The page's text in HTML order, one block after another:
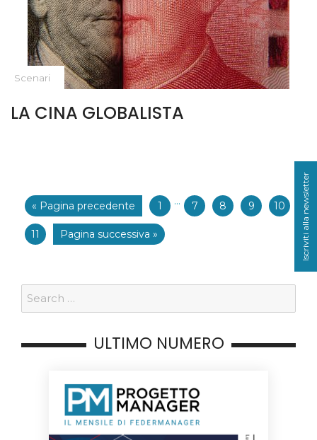
Scenari
LA CINA GLOBALISTA
« Pagina precedente 1 ··· 7 8 9 10
11 Pagina successiva »
ULTIMO NUMERO
Iscriviti alla newsletter